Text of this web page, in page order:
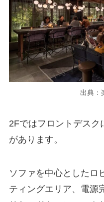
出典：
2Fではフロントデスク
があります。
ソファを中心としたロ
ティングエリア、電源